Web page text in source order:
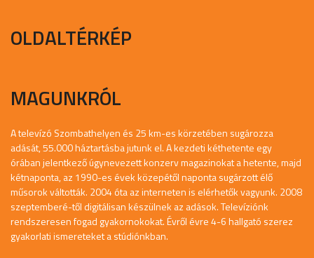
OLDALTÉRKÉP
MAGUNKRÓL
A televízó Szombathelyen és 25 km-es körzetében sugározza
adását, 55.000 háztartásba jutunk el. A kezdeti kéthetente egy
órában jelentkező úgynevezett konzerv magazinokat a hetente, majd
kétnaponta, az 1990-es évek közepétől naponta sugárzott élő
műsorok váltották. 2004 óta az interneten is elérhetők vagyunk. 2008
szeptemberé-től digitálisan készülnek az adások. Televíziónk
rendszeresen fogad gyakornokokat. Évről évre 4-6 hallgató szerez
gyakorlati ismereteket a stúdiónkban.